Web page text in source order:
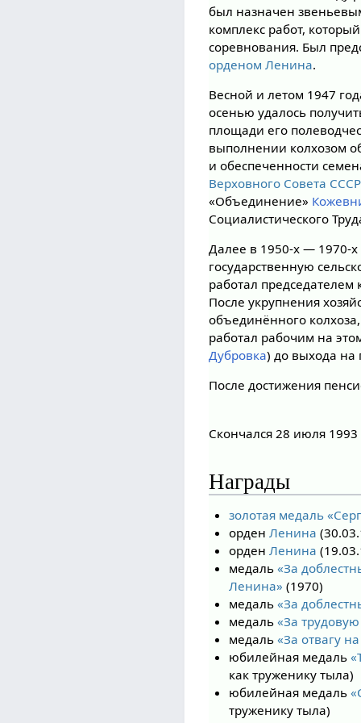
был назначен
комплекс работ,
соревнования. Был
орденом Ленина.
Весной и летом 1947
осенью удалось
площади его
выполнении колхозом
и обеспеченности
Верховного Совета СССР
«Объединение»
Социалистического
Далее в 1950-х — 1970-х
государственную
работал
После укрупнения
объединённого
работал рабочим на
Дубровка) до выхода на
После достижения
Скончался 28 июля
Награды
золотая медаль
орден Ленина
орден Ленина
медаль «За
Ленина» (1970)
медаль «За
медаль «За
медаль «За отвагу
юбилейная медаль
как труженику тыла)
юбилейная медаль
труженику тыла)